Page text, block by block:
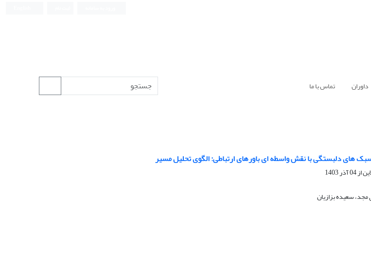
داوران
تماس با ما
های دلبستگی با نقش واسطه ای باورهای ارتباطی: الگوی تحلیل مسیر
از04 آذر 1403
سعیده بزازیان